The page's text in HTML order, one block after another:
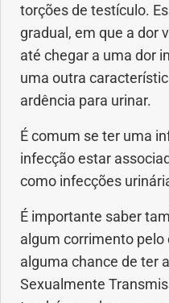
torções de testículo.
gradual, em que a dor
até chegar a uma dor
uma outra
ardência para urinar.
É comum se ter uma
infecção estar
como infecções
É importante saber
algum corrimento pelo
alguma chance de ter
Sexualmente